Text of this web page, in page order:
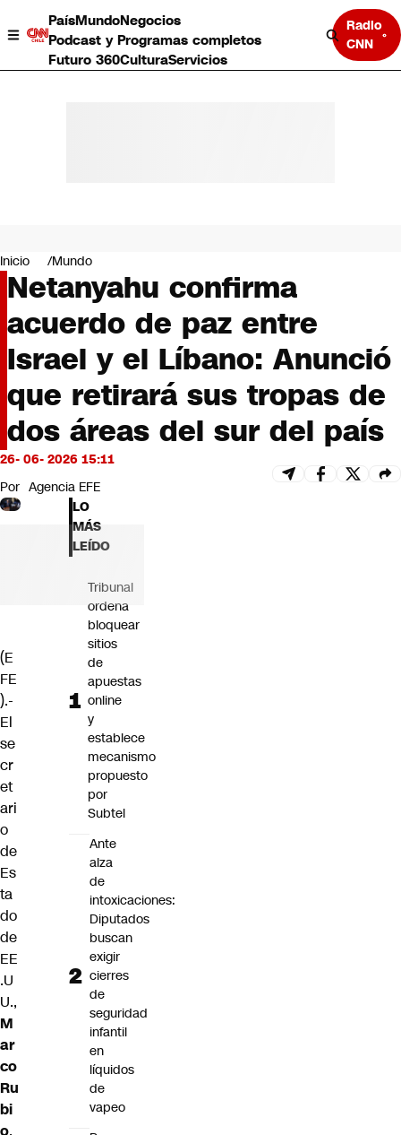
PaísMundoNegocios
Podcast y Programas completos
Futuro 360CulturaServicios
Radio
CNN
Negocios
Deportes
Programas completos
Cultura
Servicios
Bits
CNN tiempo
Futuro 360
Opinión
Inicio Mundo
Netanyahu confirma
acuerdo de paz entre
Israel y el Líbano: Anunció
que retirará sus tropas de
dos áreas del sur del país
26- 06- 2026 15:11
Por Agencia EFE
(E
FE
).-
El
se
cr
et
ari
o
de
Es
ta
do
de
EE
.U
U.,
M
ar
co
Ru
bi
LO
MÁS
LEÍDO
Tribunal
ordena
bloquear
sitios
de
apuestas
online
y
establece
mecanismo
propuesto
por
Subtel
Ante
alza
de
intoxicaciones:
Diputados
buscan
exigir
cierres
de
seguridad
infantil
en
líquidos
de
vapeo